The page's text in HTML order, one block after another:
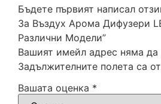
Бъдете първият написал
За Въздух Арома Дифузери
Различни Модели”
Вашият имейл адрес няма да
Задължителните полета са
Вашата оценка *